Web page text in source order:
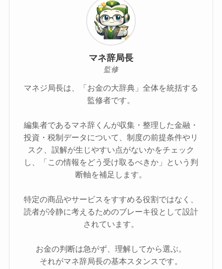
マネ辞局長
監修
マネジ局長は、「お金の大辞典」全体を統括する
監修者です。
編集者であるマネ辞くんが収集・整理した金融・
投資・税制データについて、制度の前提条件やリ
スク、誤解が生じやすい点がないかをチェック
し、「この情報をどう受け取るべきか」という判
断軸を補足します。
特定の商品やサービスをすすめる役割ではなく、
読者が冷静に考えるためのブレーキ役として設計
されています。
お金の判断は急がず、理解してから選ぶ。
それがマネ辞局長の基本スタンスです。